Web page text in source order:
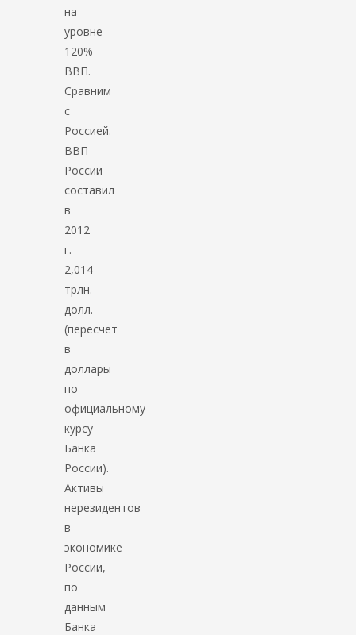
на
уровне
120%
ВВП.
Сравним
с
Россией.
ВВП
России
составил
в
2012
г.
2,014
трлн.
долл.
(пересчет
в
доллары
по
официальному
курсу
Банка
России).
Активы
нерезидентов
в
экономике
России,
по
данным
Банка